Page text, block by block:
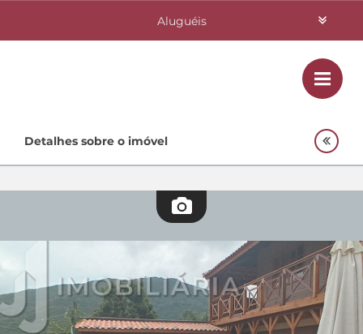
Aluguéis
Investimentos
Quem Somos
Contato
Fale Conosco 48 3364-0079
Detalhes sobre o imóvel